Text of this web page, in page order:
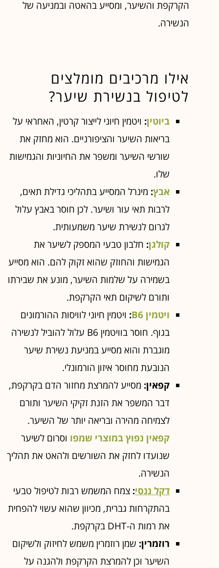
הקרקפת והשיער, ומסייע בהאטה ובמניעה של
הנשירה.
אילו מרכיבים מומלצים
לטיפול בנשירת שיער?
ביוטין: ויטמין חיוני לייצור קרטין, האחראי על
בריאות השיער והציפורניים. הוא מחזק את
שורשי השיער ומשפר את החיוניות והגמישות
שלו.
אבץ: מינרל המסייע בתהליכי גדילת תאים,
לרבות תאי עור ושיער. לכן חוסר באבץ עלול
לגרום לנשירת שיער משמעותית.
קולגן: חלבון טבעי המספק לשיער את
הגמישות והחוזק שהוא זקוק להם. הוא מסייע
בשמירה על שלמות השיער, מונע את שבירתו
ותורם לשיקום תאי הקרקפת.
ויטמין B6
: ויטמין חיוני לוויסות ההורמונים
בגוף. חוסר בוויטמין B6 עלול להוביל לנשירה
מוגברת והוא מסייע במניעת נשירת שיער
הנובעת מחוסר איזון הורמונלי.
קפאין: מסייע להמרצת מחזור הדם בקרקפת,
דבר המשפר את הזנת זקיקי השיער ותורם
לצמיחה מהירה ובריאה יותר של השיער.
קפאין נפוץ במוצרי שמפו וסרום לשיער
שנועדו לחזק את השורשים ולהאט את תהליך
הנשירה.
דקל ננסי: צמח המשמש רבות לטיפול טבעי
בהתקרחות גברית, מכיוון שהוא עשוי להפחית
את רמות ה-DHT בקרקפת.
רוזמרין: שמן רוזמרין משמש לחיזוק ולשיקום
השיער וכן להמרצת הקרקפת ולהגנה על